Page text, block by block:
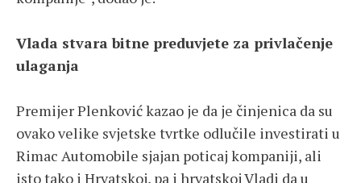
Vlada stvara bitne preduvjete za privlačenje
ulaganja
Premijer Plenković kazao je da je činjenica da su
ovako velike svjetske tvrtke odlučile investirati u
Rimac Automobile sjajan poticaj kompaniji, ali
isto tako i Hrvatskoj, pa i hrvatskoj Vladi da u